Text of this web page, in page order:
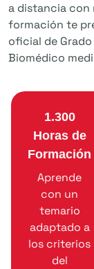
a distancia con
formación te
oficial de
Biomédico
1.300
Horas de
Formación
Aprende
con un
temario
adaptado a
los criterios
del